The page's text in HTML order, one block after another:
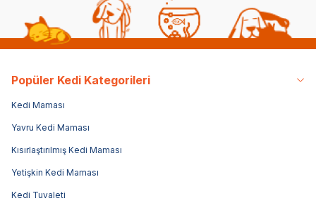
Popüler Kedi Kategorileri
Kedi Maması
Yavru Kedi Maması
Kısırlaştırılmış Kedi Maması
Yetişkin Kedi Maması
Kedi Tuvaleti